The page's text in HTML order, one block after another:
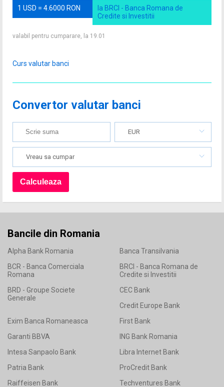
1 USD = 4.6000 RON
la BRCI - Banca Romana de
Credite si Investitii
valabil pentru cumparare, la 19.01
Curs valutar banci
Convertor valutar banci
EUR
Vreau sa cumpar
Bancile din Romania
Alpha Bank Romania
Banca Transilvania
BCR - Banca Comerciala
Romana
BRCI - Banca Romana de
Credite si Investitii
BRD - Groupe Societe
Generale
CEC Bank
Credit Europe Bank
Exim Banca Romaneasca
First Bank
Garanti BBVA
ING Bank Romania
Intesa Sanpaolo Bank
Libra Internet Bank
Patria Bank
ProCredit Bank
Raiffeisen Bank
Techventures Bank